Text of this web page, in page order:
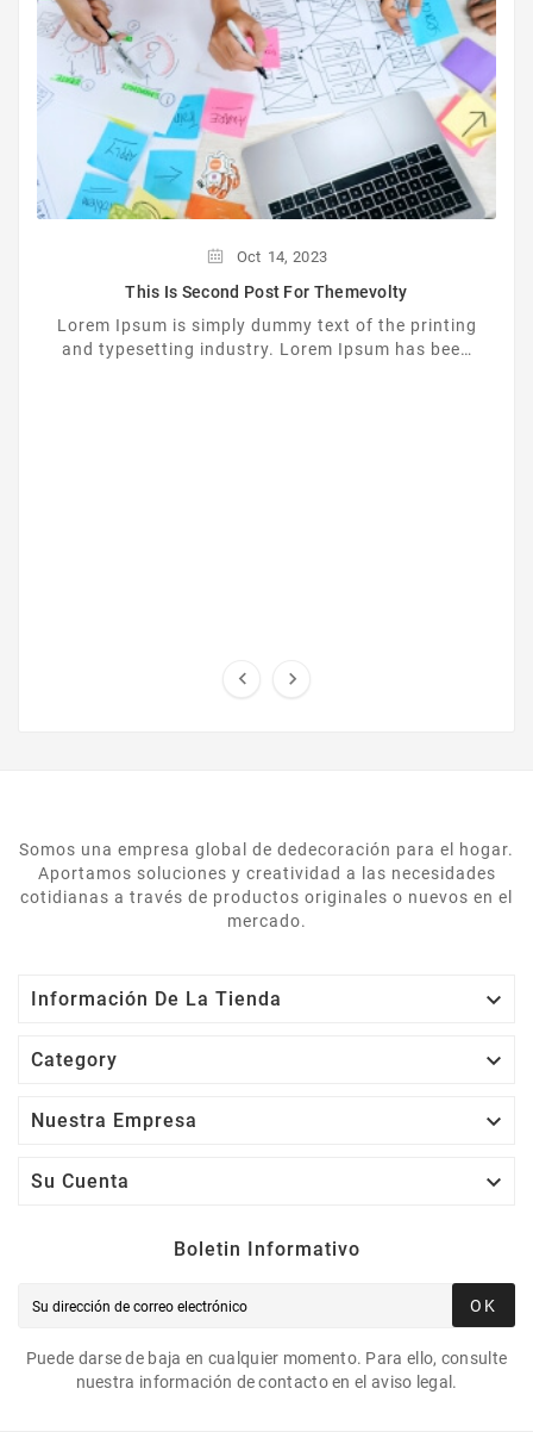
Oct 14, 2023
This Is Second Post For Themevolty
Lorem Ipsum is simply dummy text of the printing
and typesetting industry. Lorem Ipsum has been
 
Somos una empresa global de dedecoración para el hogar.
Aportamos soluciones y creatividad a las necesidades
cotidianas a través de productos originales o nuevos en el
mercado.
Información De La Tienda 
Category 
Nuestra Empresa 
Su Cuenta 
Boletin Informativo
OK
Puede darse de baja en cualquier momento. Para ello, consulte
nuestra información de contacto en el aviso legal.